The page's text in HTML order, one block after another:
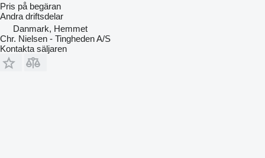
Pris på begäran
Andra driftsdelar
Danmark, Hemmet
Chr. Nielsen - Tingheden A/S
Kontakta säljaren